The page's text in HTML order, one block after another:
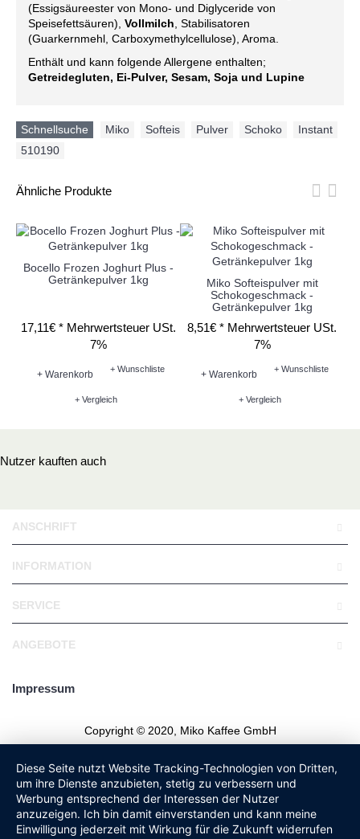
(Essigsäureester von Mono- und Diglyceride von
Speisefettsäuren), Vollmilch , Stabilisatoren
(Guarkernmehl, Carboxymethylcellulose), Aroma.
Enthält und kann folgende Allergene enthalten;
Getreidegluten, Ei-Pulver, Sesam, Soja und Lupine
Schnellsuche Miko Softeis Pulver Schoko Instant
510190
Ähnliche Produkte
Bocello Frozen Joghurt Plus -
Getränkepulver 1kg
17,11€ * Mehrwertsteuer USt.
7%
+ Warenkorb + Wunschliste
+ Vergleich
Miko Softeispulver mit
Schokogeschmack -
Getränkepulver 1kg
8,51€ * Mehrwertsteuer USt.
7%
+ Warenkorb + Wunschliste
+ Vergleich
Nutzer kauften auch
ANSCHRIFT
INFORMATION
SERVICE
ANGEBOTE
Impressum
Copyright © 2020, Miko Kaffee GmbH
Diese Seite nutzt Website Tracking-Technologien von Dritten,
um ihre Dienste anzubieten, stetig zu verbessern und
Werbung entsprechend der Interessen der Nutzer
anzuzeigen. Ich bin damit einverstanden und kann meine
Einwilligung jederzeit mit Wirkung für die Zukunft widerrufen